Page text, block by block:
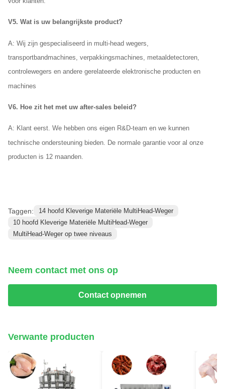
V5. Wat is uw belangrijkste product?
A: Wij zijn gespecialiseerd in multi-head wegers,
transportbandmachines, verpakkingsmachines, metaaldetectoren,
controlewegers en andere gerelateerde elektronische producten en
machines
V6. Hoe zit het met uw after-sales beleid?
A: Klant eerst. We hebben ons eigen R&D-team en we kunnen
technische ondersteuning bieden. De normale garantie voor al onze
producten is 12 maanden.
Taggen:
14 hoofd Kleverige Materiële MultiHead-Weger
10 hoofd Kleverige Materiële MultiHead-Weger
MultiHead-Weger op twee niveaus
Neem contact met ons op
Contact opnemen
Verwante producten